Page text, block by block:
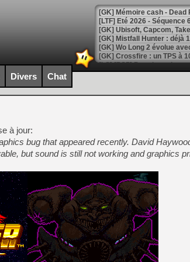
[LTF] Eté 2026 - Séquence
[GK] Mistfall Hunter : déjà
[GK] Wo Long 2 évolue
[GK] Crossfire : un TPS à
[LS] [PS5] Premiers
[Mo5] DOOM arrive en
[GK] Bethesda fête les 30
[GK] Roblox : l'action en
[GK] Agenda - GeForce
[GK] Devolver Digital en a
[LS] [PS5] ps5-y2jb-
[GK] Pourquoi Marvel
[GK] Test : Restory : Chill
[GK] GTA 6 : Rockstar
[GK] Hot Wheels Infinite
[GK] Mémoire cash -
Divers Chat
à jour:
bug that appeared recently. David
but sound is still not working and graphics